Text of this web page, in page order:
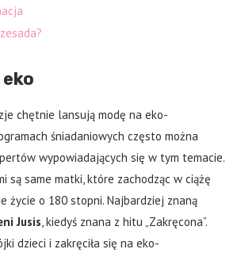
chętnie lansują modę na eko-
śniadaniowych często można
wypowiadających się w tym temacie.
są same matki, które zachodząc w ciążę
życie o 180 stopni. Najbardziej znaną
Jusis, kiedyś znana z hitu „Zakręcona”.
dzieci i zakręciła się na eko-